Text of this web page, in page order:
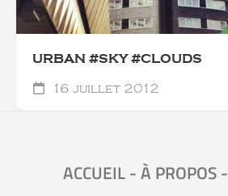
URBAN #SKY #CLOUDS
16 juillet 2012
ACCUEIL-À PROPOS-